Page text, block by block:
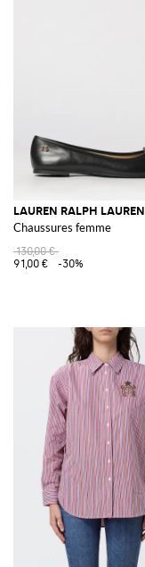
LAUREN RALPH LAUREN
Chaussures femme
130,00 €
91,00 €
-30%